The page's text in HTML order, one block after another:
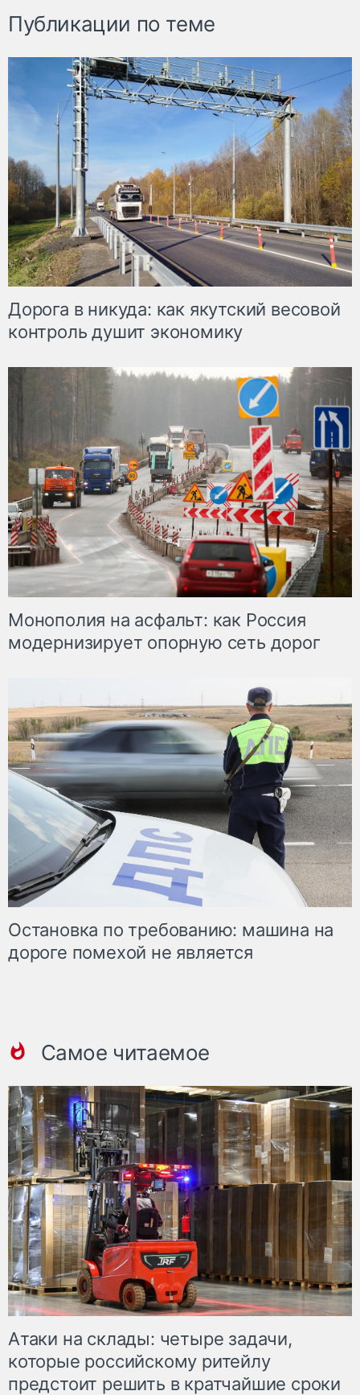
Публикации по теме
Дорога в никуда: как якутский весовой
контроль душит экономику
Монополия на асфальт: как Россия
модернизирует опорную сеть дорог
Остановка по требованию: машина на
дороге помехой не является
Самое читаемое
Атаки на склады: четыре задачи,
которые российскому ритейлу
предстоит решить в кратчайшие сроки